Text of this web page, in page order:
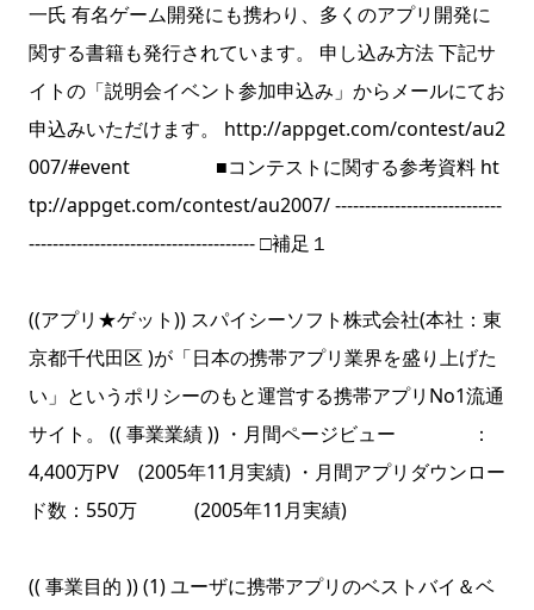
一氏 有名ゲーム開発にも携わり、多くのアプリ開発に
関する書籍も発行されています。 申し込み方法 下記サ
イトの「説明会イベント参加申込み」からメールにてお
申込みいただけます。 http://appget.com/contest/au2
007/#event ■コンテストに関する参考資料 ht
tp://appget.com/contest/au2007/ ----------------------------
-------------------------------------- □補足１
((アプリ★ゲット)) スパイシーソフト株式会社(本社：東
京都千代田区 )が「日本の携帯アプリ業界を盛り上げた
い」というポリシーのもと運営する携帯アプリNo1流通
サイト。 (( 事業業績 )) ・月間ページビュー ：
4,400万PV (2005年11月実績) ・月間アプリダウンロー
ド数：550万 (2005年11月実績)
(( 事業目的 )) (1) ユーザに携帯アプリのベストバイ＆ベ